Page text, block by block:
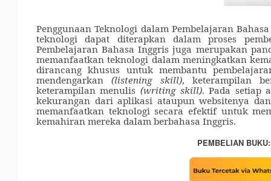
Penggunaan Teknologi dalam Pembelajaran
teknologi dapat diterapkan dalam proses
Pembelajaran Bahasa Inggris juga merupakan
memanfaatkan teknologi dalam meningkatkan
dirancang khusus untuk membantu
mendengarkan(listening skill), keterampilan
keterampilan menulis (writing skill). Pada setiap
kekurangan dari aplikasi ataupun websitenya
memanfaatkan teknologi secara efektif untuk
kemahiran mereka dalam berbahasa Inggris.
PEMBELIAN BUKU: